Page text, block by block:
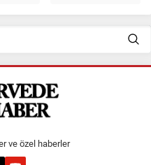
ve özel haberler